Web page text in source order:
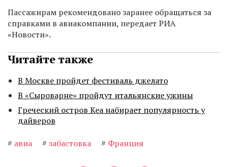
Пассажирам рекомендовано заранее обращаться за
справками в авиакомпании, передает РИА
«Новости».
Читайте также
В Москве пройдет фестиваль джелато
В «Сыроварне» пройдут итальянские ужины
Греческий остров Кеа набирает популярность у
дайверов
# авиа # забастовка # Франция